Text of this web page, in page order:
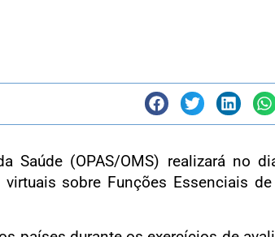
Saúde (OPAS/OMS) realizará no
sobre Funções Essenciais de